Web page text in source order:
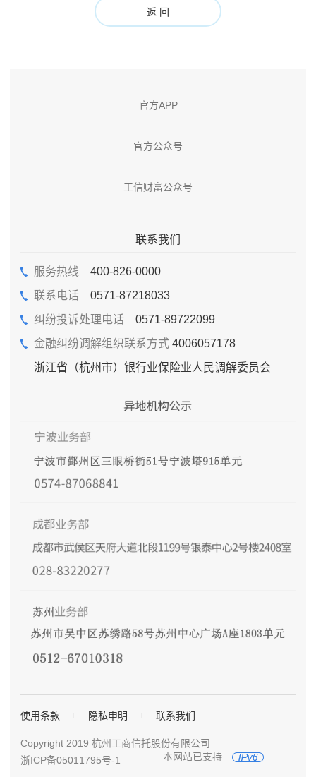
返 回
官方APP
官方公众号
工信财富公众号
联系我们
服务热线 400-826-0000
联系电话0571-87218033
纠纷投诉处理电话0571-89722099
金融纠纷调解组织联系方式4006057178
浙江省（杭州市）银行业保险业人民调解委员会
使用条款 隐私申明 联系我们
Copyright 2019 杭州工商信托股份有限公司
浙ICP备05011795号-1
本网站已支持